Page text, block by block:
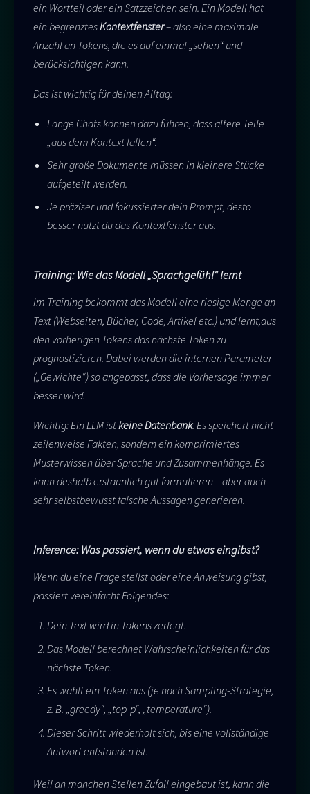
ein Wortteil oder ein Satzzeichen sein. Ein Modell hat
ein begrenztesKontextfenster– also eine maximale
Anzahl an Tokens, die es auf einmal „sehen“ und
berücksichtigen kann.
Das ist wichtig für deinen Alltag:
Lange Chats können dazu führen, dass ältere Teile
„aus dem Kontext fallen“.
Sehr große Dokumente müssen in kleinere Stücke
aufgeteilt werden.
Je präziser und fokussierter dein Prompt, desto
besser nutzt du das Kontextfenster aus.
Training: Wie das Modell „Sprachgefühl“ lernt
Im Training bekommt das Modell eine riesige Menge an
Text (Webseiten, Bücher, Code, Artikel etc.) und lernt,aus
den vorherigen Tokens das nächste Token zu
prognostizieren. Dabei werden die internen Parameter
(„Gewichte“) so angepasst, dass die Vorhersage immer
besser wird.
Wichtig: Ein LLM istkeine Datenbank. Es speichert nicht
zeilenweise Fakten, sondern ein komprimiertes
Musterwissen über Sprache und Zusammenhänge. Es
kann deshalb erstaunlich gut formulieren – aber auch
sehr selbstbewusst falsche Aussagen generieren.
Inference: Was passiert, wenn du etwas eingibst?
Wenn du eine Frage stellst oder eine Anweisung gibst,
passiert vereinfacht Folgendes:
Dein Text wird in Tokens zerlegt.
Das Modell berechnet Wahrscheinlichkeiten für das
nächste Token.
Es wählt ein Token aus (je nach Sampling-Strategie,
z. B. „greedy“, „top-p“, „temperature“).
Dieser Schritt wiederholt sich, bis eine vollständige
Antwort entstanden ist.
Weil an manchen Stellen Zufall eingebaut ist, kann die